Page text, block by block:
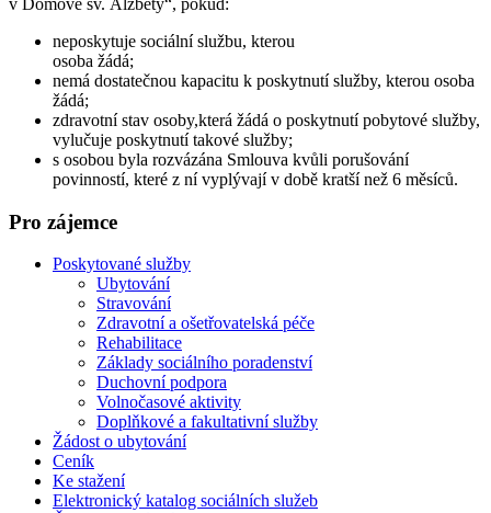
neposkytuje sociální službu, kterou
osoba žádá;
nemá dostatečnou kapacitu k poskytnutí služby, kterou osoba
žádá;
zdravotní stav osoby,která žádá o poskytnutí pobytové služby,
vylučuje poskytnutí takové služby;
s osobou byla rozvázána Smlouva kvůli porušování
povinností, které z ní vyplývají v době kratší než 6 měsíců.
Pro zájemce
Poskytované služby
Ubytování
Stravování
Zdravotní a ošetřovatelská péče
Rehabilitace
Základy sociálního poradenství
Duchovní podpora
Volnočasové aktivity
Doplňkové a fakultativní služby
Žádost o ubytování
Ceník
Ke stažení
Elektronický katalog sociálních služeb